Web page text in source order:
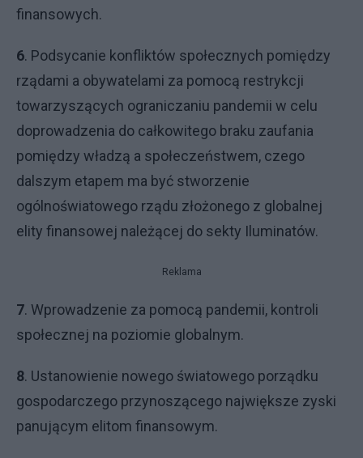
finansowych.
6. Podsycanie konfliktów społecznych pomiędzy
rządami a obywatelami za pomocą restrykcji
towarzyszących ograniczaniu pandemii w celu
doprowadzenia do całkowitego braku zaufania
pomiędzy władzą a społeczeństwem, czego
dalszym etapem ma być stworzenie
ogólnoświatowego rządu złożonego z globalnej
elity finansowej należącej do sekty Iluminatów.
Reklama
7. Wprowadzenie za pomocą pandemii, kontroli
społecznej na poziomie globalnym.
8. Ustanowienie nowego światowego porządku
gospodarczego przynoszącego największe zyski
panującym elitom finansowym.